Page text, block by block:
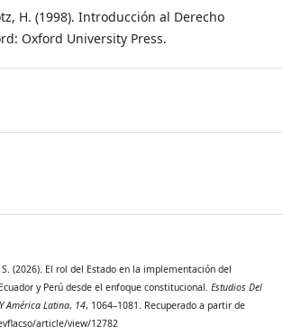
H. (1998). Introducción al Derecho
Oxford University Press.
(2026). El rol del Estado en la implementación del
y Perú desde el enfoque constitucional. Estudios Del
América Latina, 14, 1064–1081. Recuperado a partir de
article/view/12782